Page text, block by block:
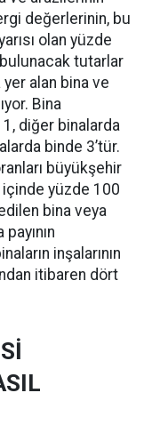
değerlerinin, bu
olan yüzde
bulunacak tutarlar
yer alan bina ve
Bina
diğer binalarda
binde 3’tür.
büyükşehir
içinde yüzde 100
bina veya
inşalarının
itibaren dört